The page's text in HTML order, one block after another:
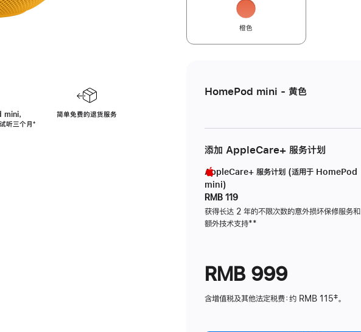
，
听三个月脚
⁺
简单免费的退货服务
橙色
HomePod mini - 黄色
添加 AppleCare+ 服务计划
AppleCare+ 服务计划 (适用于 HomePod
mini)
RMB 119
获得长达 2 年的不限次数的意外损坏保修服务和
额外技术支持脚
**
RMB 999
含增值税及其他法定税费：约 RMB 115‡。